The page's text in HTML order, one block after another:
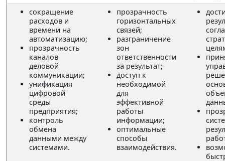
сокращение
расходов и
времени на
автоматизацию;
прозрачность
каналов
деловой
коммуникации;
унификация
цифровой
среды
предприятия;
контроль
обмена
данными между
системами.
прозрачность
горизонтальных
связей;
разграничение
зон
ответственности
за результат;
доступ к
необходимой
для
эффективной
работы
информации;
оптимальные
способы
взаимодействия.